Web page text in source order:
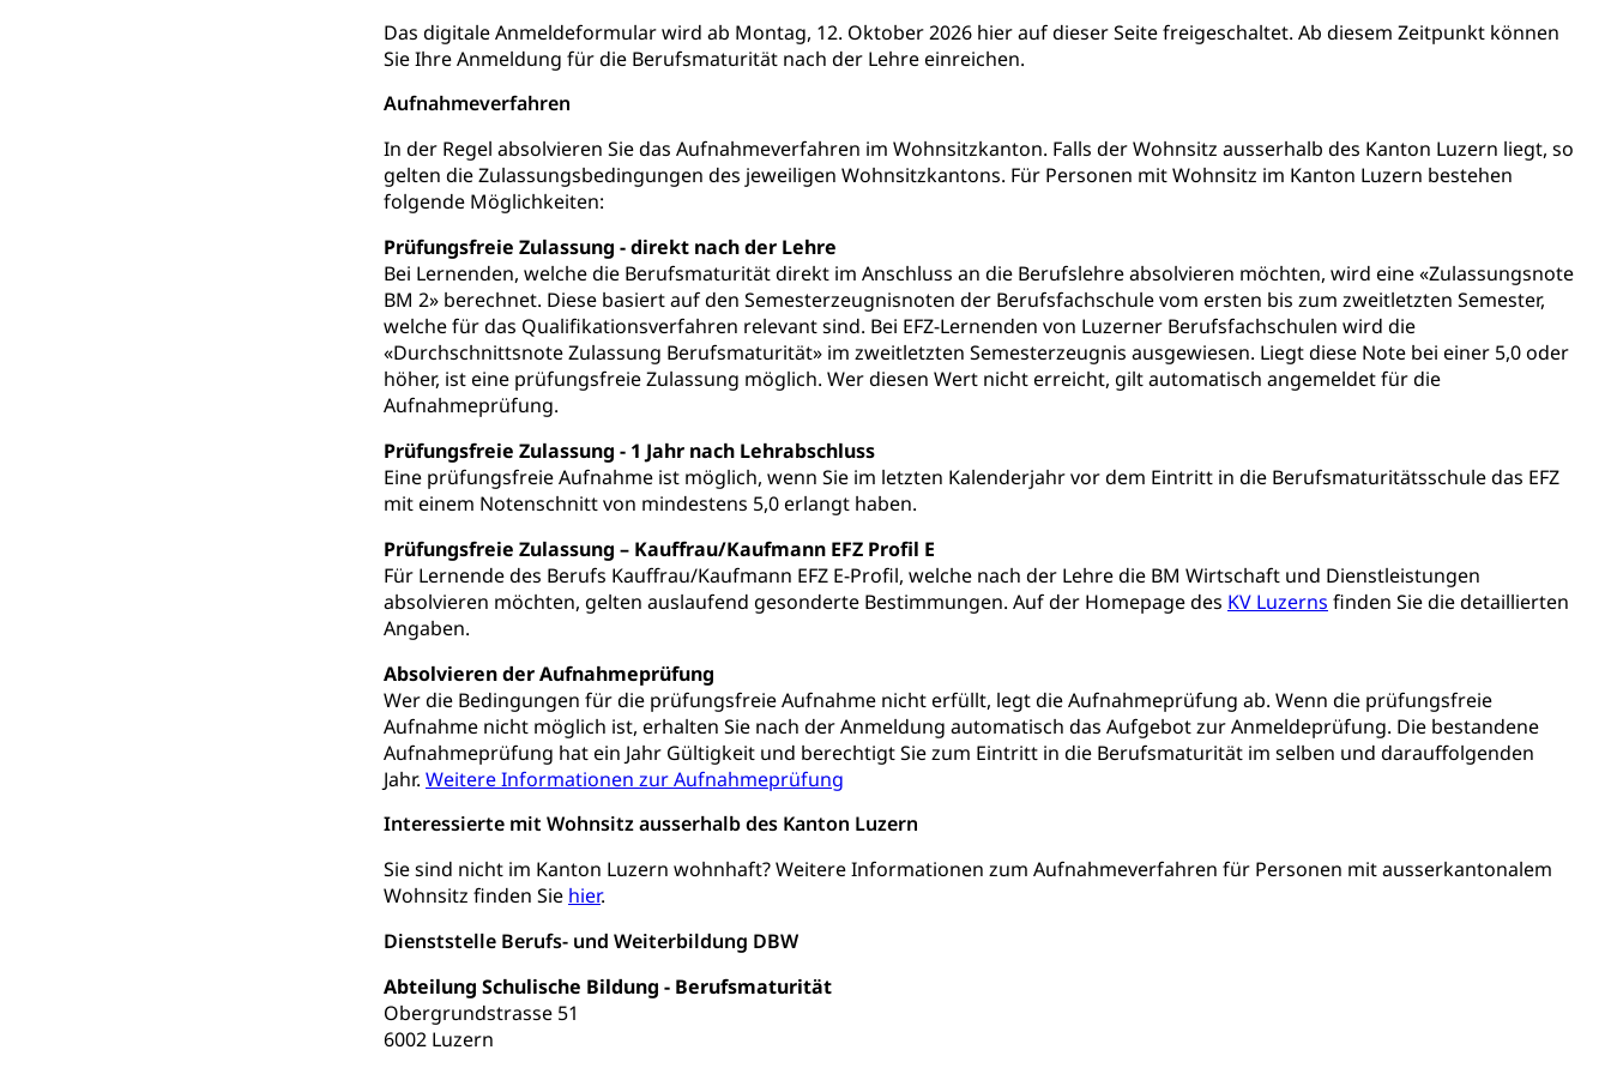
Das digitale Anmeldeformular wird ab Montag, 12. Oktober 2026 hier auf dieser Seite freigeschaltet. Ab diesem Zeitpunkt können
Sie Ihre Anmeldung für die Berufsmaturität nach der Lehre einreichen.
Aufnahmeverfahren
In der Regel absolvieren Sie das Aufnahmeverfahren im Wohnsitzkanton. Falls der Wohnsitz ausserhalb des Kanton Luzern liegt, so
gelten die Zulassungsbedingungen des jeweiligen Wohnsitzkantons. Für Personen mit Wohnsitz im Kanton Luzern bestehen
folgende Möglichkeiten:
Prüfungsfreie Zulassung - direkt nach der Lehre
Bei Lernenden, welche die Berufsmaturität direkt im Anschluss an die Berufslehre absolvieren möchten, wird eine «Zulassungsnote
BM 2» berechnet. Diese basiert auf den Semesterzeugnisnoten der Berufsfachschule vom ersten bis zum zweitletzten Semester,
welche für das Qualifikationsverfahren relevant sind. Bei EFZ-Lernenden von Luzerner Berufsfachschulen wird die
«Durchschnittsnote Zulassung Berufsmaturität» im zweitletzten Semesterzeugnis ausgewiesen. Liegt diese Note bei einer 5,0 oder
höher, ist eine prüfungsfreie Zulassung möglich. Wer diesen Wert nicht erreicht, gilt automatisch angemeldet für die
Aufnahmeprüfung.
Prüfungsfreie Zulassung - 1 Jahr nach Lehrabschluss
Eine prüfungsfreie Aufnahme ist möglich, wenn Sie im letzten Kalenderjahr vor dem Eintritt in die Berufsmaturitätsschule das EFZ
mit einem Notenschnitt von mindestens 5,0 erlangt haben.
Prüfungsfreie Zulassung – Kauffrau/Kaufmann EFZ Profil E
Für Lernende des Berufs Kauffrau/Kaufmann EFZ E-Profil, welche nach der Lehre die BM Wirtschaft und Dienstleistungen
absolvieren möchten, gelten auslaufend gesonderte Bestimmungen. Auf der Homepage des KV Luzerns finden Sie die detaillierten
Angaben.
Absolvieren der Aufnahmeprüfung
Wer die Bedingungen für die prüfungsfreie Aufnahme nicht erfüllt, legt die Aufnahmeprüfung ab. Wenn die prüfungsfreie
Aufnahme nicht möglich ist, erhalten Sie nach der Anmeldung automatisch das Aufgebot zur Anmeldeprüfung. Die bestandene
Aufnahmeprüfung hat ein Jahr Gültigkeit und berechtigt Sie zum Eintritt in die Berufsmaturität im selben und darauffolgenden
Jahr. Weitere Informationen zur Aufnahmeprüfung
Interessierte mit Wohnsitz ausserhalb des Kanton Luzern
Sie sind nicht im Kanton Luzern wohnhaft? Weitere Informationen zum Aufnahmeverfahren für Personen mit ausserkantonalem
Wohnsitz finden Sie hier.
Dienststelle Berufs- und Weiterbildung DBW
Abteilung Schulische Bildung - Berufsmaturität
Obergrundstrasse 51
6002 Luzern
Kulturförderung und Vermittlung Angebote für Schulklassen
Mobilität
Schiene und öffentlicher Verkehr
Schienenverkehr, Zugverkehr, Bahnverkehr, Transportmittel, öffentlicher Verkehr
Verkehrsverbund Luzern VVL Öffentlicher Verkehr Luzern Mobil
Schifffahrt
Schiffsverkehr, Binnenschifffahrt, Seeschifffahrt, Flussschifffahrt
Schifffahrt (Strassenverkehrsamt)
Strasse
Autoverkehr, Lastwagenverkehr, Schwerverkehr, leistungsabhängige Schwerverkehrsabgabe, Langsamverkehr, Transportmittel, Auto, Motorrad,
Individualverkehr
zentras (Betrieb und Unterhalt LU, OW, NW, ZG) Strassenverkehrsamt Verkehr und Infrastruktur vif
Kantonsstrassen
Zivilstand
Geburt, Heirat, Ehe, Partnerschaft, Tod, Zivilstandsamt, Zivilstandsregiste
Zivilstandswesen
Adoption
Adoptivkind, Adoptiveltern, Adoptionsvermittlung, Adoptionsverfahren, elterliche Gewalt, elterliche Sorge
Adoption
Aufenthaltsbewilligungen
Amt für Migration
Ausweise und Bescheinigungen
Reisepass, Identitätskarte, Visum, Geburtsurkunde
Jagdausweis, Fischereiausweis Strafregisterauszug bestellen
Reisepass, Identitätskarte
Strassenverkehrsamt (Führerausweis, Fahrzeugausweis)
Einbürgerung
Nationalität, Staatsangehörigkeit, Staatsbürgerschaft, Bürgerrecht, Erwerb des Bürgerrechts, Verlust des Bürgerrechts,
Einbürgerungsverfahren